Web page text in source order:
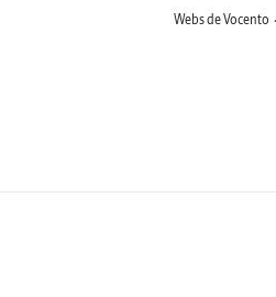
Webs de Vocento